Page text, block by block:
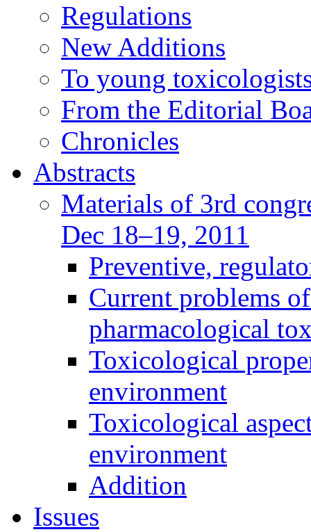
Regulations
New Additions
To young
From the Editorial
Chronicles
Abstracts
Materials of 3rd
Dec 18–19, 2011
Preventive,
Current problems
pharmacological
Toxicological
environment
Toxicological
environment
Addition
Issues